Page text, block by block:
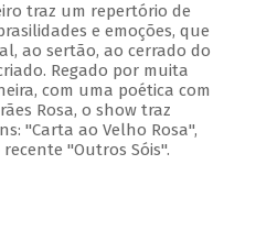
traz um repertório de
e emoções, que
ao sertão, ao cerrado do
Regado por muita
com uma poética com
Rosa, o show traz
"Carta ao Velho Rosa",
"Outros Sóis".